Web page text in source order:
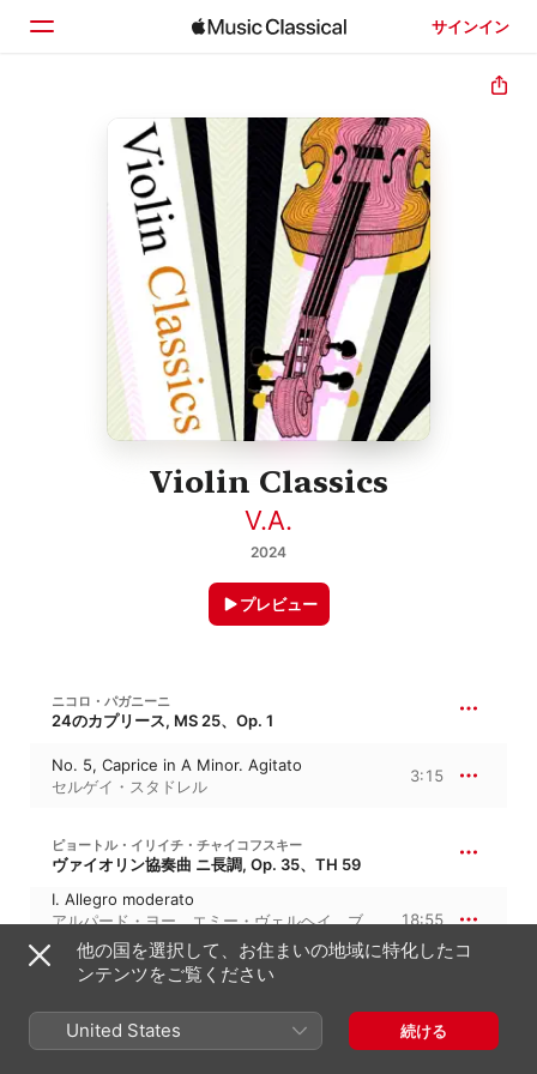
サインイン
見つける
Violin Classics
V.A.
2024
プレビュー
ニコロ・パガニーニ
24のカプリース, MS 25、Op. 1
No. 5, Caprice in A Minor. Agitato
セルゲイ・スタドレル
3:15
ピョートル・イリイチ・チャイコフスキー
ヴァイオリン協奏曲 ニ長調, Op. 35、TH 59
I. Allegro moderato
アルパード・ヨー、エミー・ヴェルヘイ、ブ
ダペスト交響楽団
18:55
ヴィットーリオ・モンティ
チャールダーシュ
Csardas
他の国を選択して、お住まいの地域に特化したコ
ンテンツをご覧ください
United States 続ける